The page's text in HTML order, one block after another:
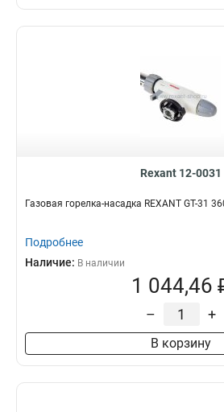
Rexant 12-0031
Газовая горелка-насадка REXANT GT-31
Подробнее
Наличие: В наличии
1 044,46
– +
В корзину